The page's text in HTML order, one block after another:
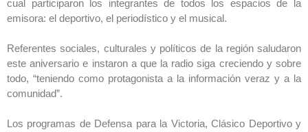
cual participaron los integrantes de todos los espacios de la
emisora: el deportivo, el periodístico y el musical.
Referentes sociales, culturales y políticos de la región saludaron
este aniversario e instaron a que la radio siga creciendo y sobre
todo, “teniendo como protagonista a la información veraz y a la
comunidad”.
Los programas de Defensa para la Victoria, Clásico Deportivo y